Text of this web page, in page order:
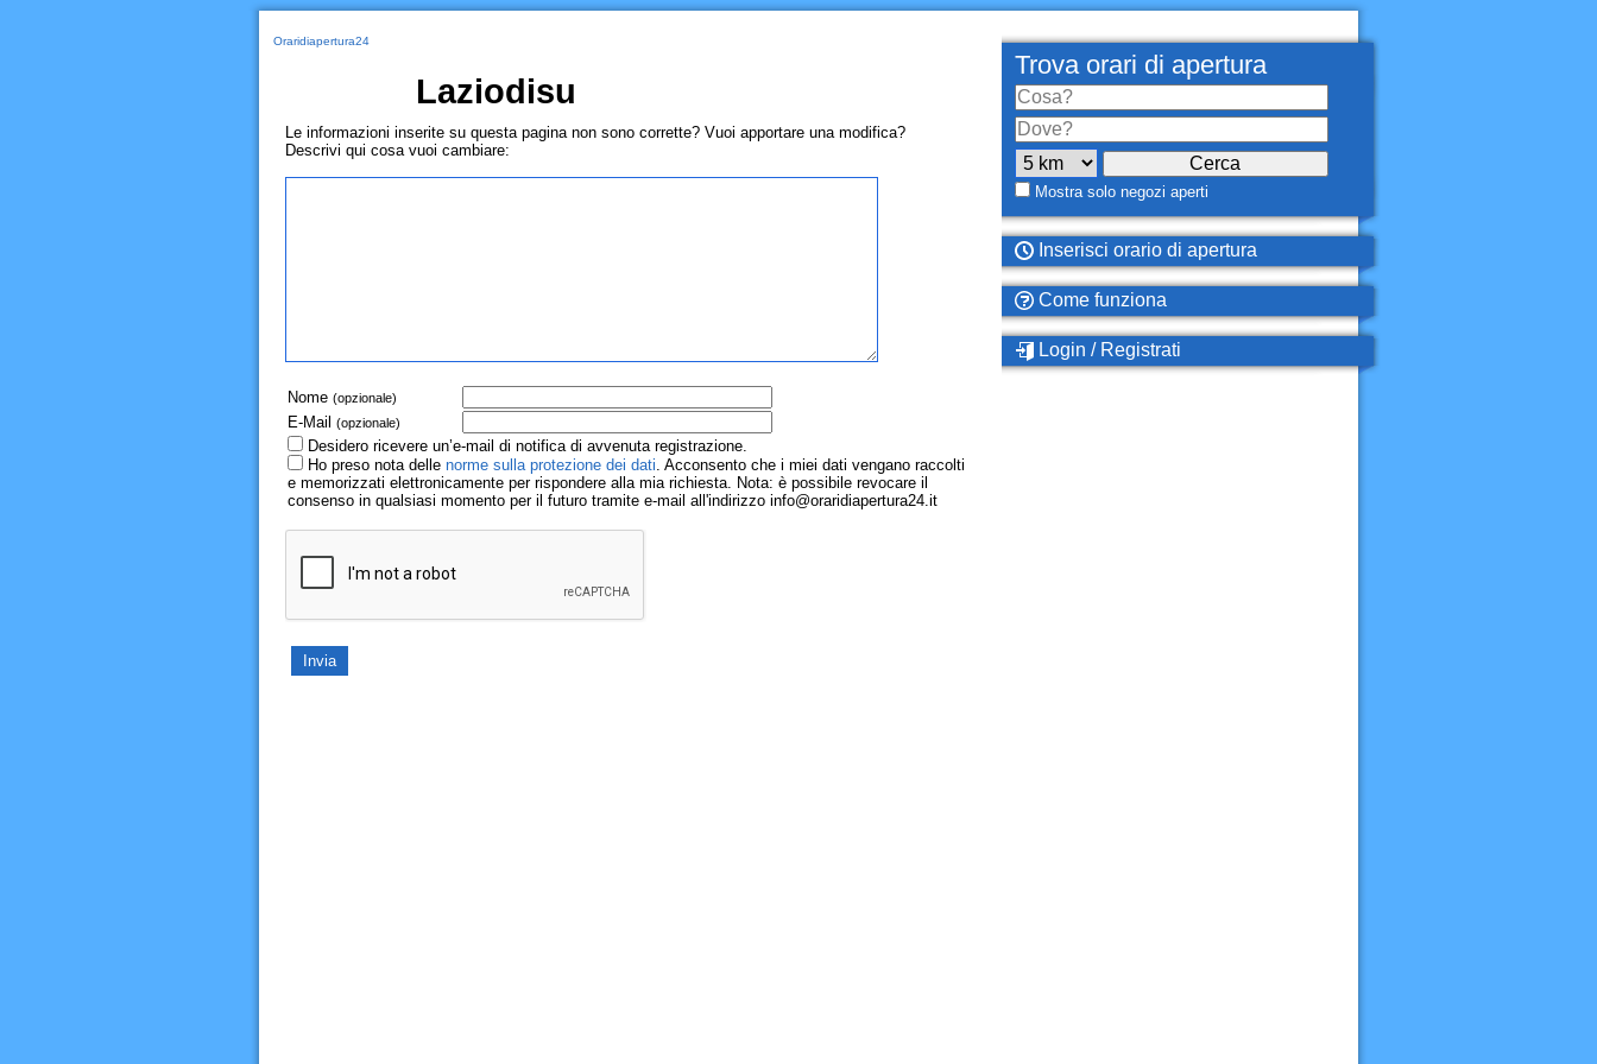
Oraridiapertura24
Laziodisu
Le informazioni inserite su questa pagina non sono corrette? Vuoi apportare una modifica?
Descrivi qui cosa vuoi cambiare:
Nome (opzionale)
E-Mail (opzionale)
Desidero ricevere un’e-mail di notifica di avvenuta registrazione.
Ho preso nota delle norme sulla protezione dei dati. Acconsento che i miei dati vengano raccolti
e memorizzati elettronicamente per rispondere alla mia richiesta. Nota: è possibile revocare il
consenso in qualsiasi momento per il futuro tramite e-mail all'indirizzo info@oraridiapertura24.it
Trova orari di apertura
Mostra solo negozi aperti
Inserisci orario di apertura
Come funziona
Login / Registrati